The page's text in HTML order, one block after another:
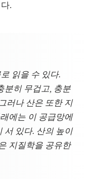
.
읽을 수 있다.
분히 무겁고, 충분
러나 산은 또한 지
에는 이 공급망에
서 있다. 산의 높이
지질학을 공유한